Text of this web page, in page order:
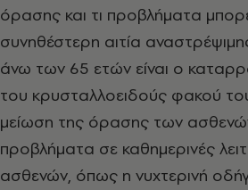
όρασης και τι προβλήματα
συνηθέστερη αιτία
άνω των 65 ετών είναι ο
του κρυσταλλοειδούς φακού
μείωση της όρασης των
προβλήματα σε καθημερινές
ασθενών, όπως η νυχτερινή